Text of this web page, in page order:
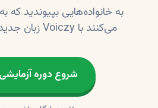
به خانواده‌هایی بپیوندید که
می‌کنند با Voiczy زبان جدیدی صحبت کنند.
شروع دوره آزمایشی